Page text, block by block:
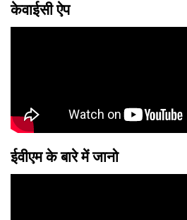
केवाईसी ऐप
ईवीएम के बारे में जानो